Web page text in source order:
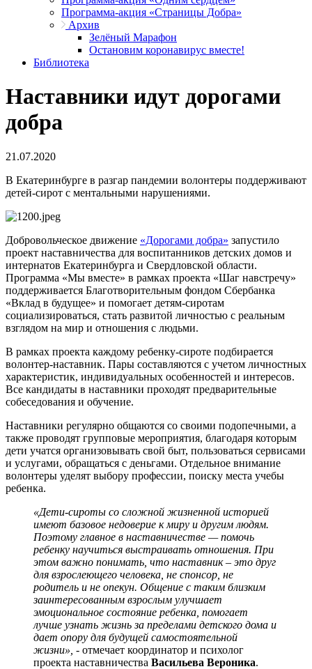
Программа-акция «Страницы Добра»
Архив
Зелёный Марафон
Остановим коронавирус вместе!
Библиотека
Наставники идут дорогами
добра
21.07.2020
В Екатеринбурге в разгар пандемии волонтеры поддерживают
детей-сирот с ментальными нарушениями.
Добровольческое движение «Дорогами добра» запустило
проект наставничества для воспитанников детских домов и
интернатов Екатеринбурга и Свердловской области.
Программа «Мы вместе» в рамках проекта «Шаг навстречу»
поддерживается Благотворительным фондом Сбербанка
«Вклад в будущее» и помогает детям-сиротам
социализироваться, стать развитой личностью с реальным
взглядом на мир и отношения с людьми.
В рамках проекта каждому ребенку-сироте подбирается
волонтер-наставник. Пары составляются с учетом личностных
характеристик, индивидуальных особенностей и интересов.
Все кандидаты в наставники проходят предварительные
собеседования и обучение.
Наставники регулярно общаются со своими подопечными, а
также проводят групповые мероприятия, благодаря которым
дети учатся организовывать свой быт, пользоваться сервисами
и услугами, обращаться с деньгами. Отдельное внимание
волонтеры уделят выбору профессии, поиску места учебы
ребенка.
«Дети-сироты со сложной жизненной историей
имеют базовое недоверие к миру и другим людям.
Поэтому главное в наставничестве — помочь
ребенку научиться выстраивать отношения. При
этом важно понимать, что наставник – это друг
для взрослеющего человека, не спонсор, не
родитель и не опекун. Общение с таким близким
заинтересованным взрослым улучшает
эмоциональное состояние ребенка, помогает
лучше узнать жизнь за пределами детского дома и
дает опору для будущей самостоятельной
жизни», - отмечает координатор и психолог
проекта наставничества Васильева Вероника.